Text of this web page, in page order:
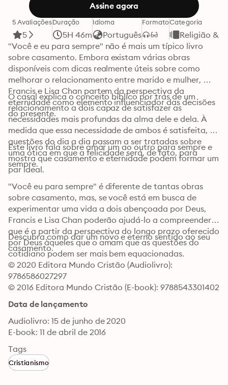
Assine agora
5 Avaliações
5
Duração
5H 46m
Idioma
Português
FormatoCategoria
Religião &
"Você e eu para sempre" não é mais um típico livro
sobre casamento. Embora existam várias obras
disponíveis com dicas realmente úteis sobre como
melhorar o relacionamento entre marido e mulher,
Francis e Lisa Chan partem da perspectiva da
eternidade como elemento influenciador das decisões
do presente.
O casal explica o conceito bíblico por trás de um
relacionamento a dois capaz de satisfazer as
necessidades mais profundas da alma dele e dela. À
medida que essa necessidade de ambos é satisfeita, as
questões do dia a dia passam a ser tratadas sobre
uma ótica em que a felicidade será, de fato, para
sempre.
Este livro fala sobre amar um ao outro para sempre e
mostra que casamento e eternidade podem formar um
par ideal.
"Você eu para sempre" é diferente de tantas obras
sobre casamento, mas, se você está em busca de
experimentar uma vida a dois abençoada por Deus,
Francis e Lisa Chan poderão ajudá-lo a compreender
que é a partir da perspectiva do longo prazo oferecido
por Deus àqueles que o amam que as questões do
cotidiano podem ser mais bem equacionadas.
Descubra como dar um novo e eterno sentido ao seu
casamento.
© 2020 Editora Mundo Cristão (Audiolivro):
9786586027297
© 2016 Editora Mundo Cristão (E-book): 9788543301402
Data de lançamento
Audiolivro: 15 de junho de 2020
E-book: 11 de abril de 2016
Tags
Cristianismo